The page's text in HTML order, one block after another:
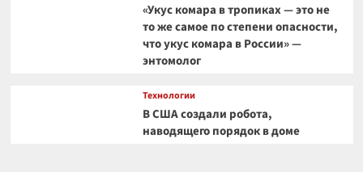
«Укус комара в тропиках — это не
то же самое по степени опасности,
что укус комара в России» —
энтомолог
Технологии
В США создали робота,
наводящего порядок в доме